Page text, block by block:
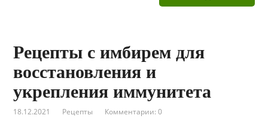
Рецепты с имбирем для
восстановления и
укрепления иммунитета
18.12.2021 Рецепты Комментарии: 0